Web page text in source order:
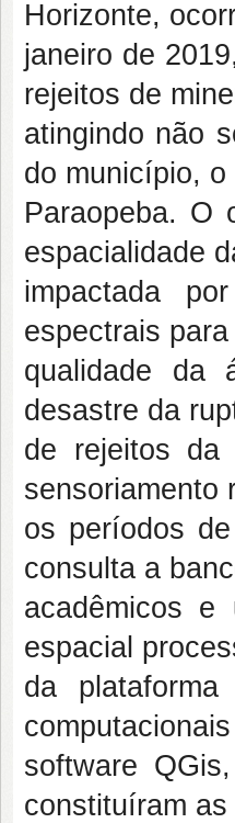
Horizonte,
janeiro de
rejeitos de
atingindo não
do município, o
Paraopeba. O
espacialidade
impactada
espectrais
qualidade da
desastre da
de rejeitos da
sensoriamento
os períodos
consulta a
acadêmicos e
espacial
da
software
constituíram as